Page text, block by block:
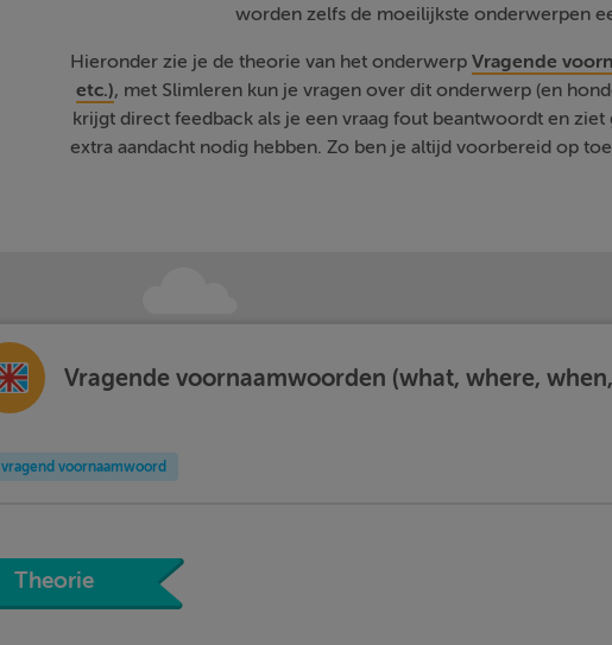
worden zelfs de moeilijkste onderwerpen
Hieronder zie je de theorie van het onderwerp Vragende
etc.), met Slimleren kun je vragen over dit onderwerp (en
krijgt direct feedback als je een vraag fout beantwoordt en
extra aandacht nodig hebben. Zo ben je altijd voorbereid op
Vragende voornaamwoorden (what, where,
vragend voornaamwoord
Theorie